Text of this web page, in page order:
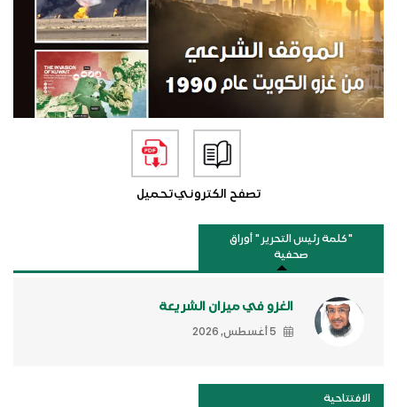
تصفح الكترونيتحميل
"كلمة رئيس التحرير " أوراق
صحفية
الغزو في ميزان الشريعة
5 أغسطس, 2026
الافتتاحية